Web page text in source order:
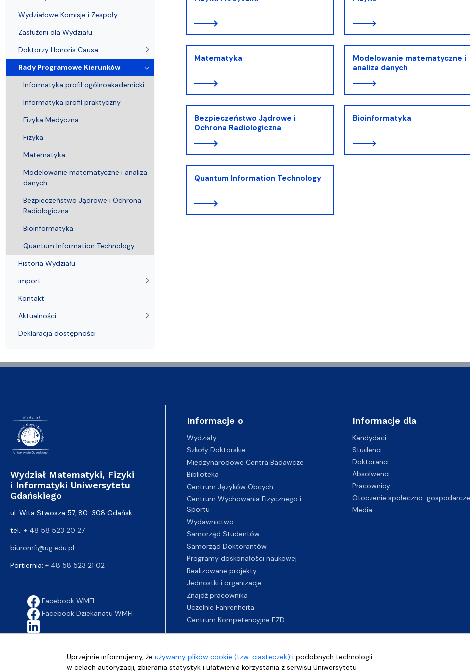
Uprzejmie informujemy, żeużywamy plików cookie (tzw. ciasteczek) i podobnych technologii
w celach autoryzacji, zbierania statystyk i ułatwienia korzystania z serwisu Uniwersytetu
Matematyka
Modelowanie matematyczne i
analiza danych
Bezpieczeństwo Jądrowe i
Ochrona Radiologiczna
Bioinformatyka
Quantum Information Technology
Wydziałowe Komisje i Zespoły
Zasłużeni dla Wydziału
Doktorzy Honoris Causa
Rady Programowe Kierunków
Informatyka profil ogólnoakademicki
Informatyka profil praktyczny
Fizyka Medyczna
Fizyka
Matematyka
Modelowanie matematyczne i analiza
danych
Bezpieczeństwo Jądrowe i Ochrona
Radiologiczna
Bioinformatyka
Quantum Information Technology
Historia Wydziału
import
Kontakt
Aktualności
Deklaracja dostępności
Wydział Matematyki, Fizyki
i Informatyki Uniwersytetu
Gdańskiego
ul. Wita Stwosza 57, 80-308 Gdańsk
tel.: + 48 58 523 20 27
biuromfi@ug.edu.pl
Portiernia: + 48 58 523 21 02
Facebook WMFI
Facebook Dziekanatu WMFI
Informacje o
Wydziały
Szkoły Doktorskie
Międzynarodowe Centra Badawcze
Biblioteka
Centrum Języków Obcych
Centrum Wychowania Fizycznego i
Sportu
Wydawnictwo
Samorząd Studentów
Samorząd Doktorantów
Programy doskonałości naukowej
Realizowane projekty
Jednostki i organizacje
Znajdź pracownika
Uczelnie Fahrenheita
Centrum Kompetencyjne EZD
Informacje dla
Kandydaci
Studenci
Doktoranci
Absolwenci
Pracownicy
Otoczenie społeczno-gospodarcze
Media